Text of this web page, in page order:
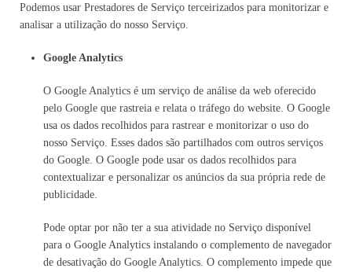
Podemos usar Prestadores de Serviço terceirizados para monitorizar e
analisar a utilização do nosso Serviço.
Google Analytics
O Google Analytics é um serviço de análise da web oferecido
pelo Google que rastreia e relata o tráfego do website. O Google
usa os dados recolhidos para rastrear e monitorizar o uso do
nosso Serviço. Esses dados são partilhados com outros serviços
do Google. O Google pode usar os dados recolhidos para
contextualizar e personalizar os anúncios da sua própria rede de
publicidade.
Pode optar por não ter a sua atividade no Serviço disponível
para o Google Analytics instalando o complemento de navegador
de desativação do Google Analytics. O complemento impede que